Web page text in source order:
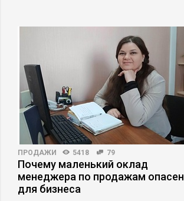
ПРОДАЖИ 5418 79
Почему маленький оклад
менеджера по продажам опасен
для бизнеса